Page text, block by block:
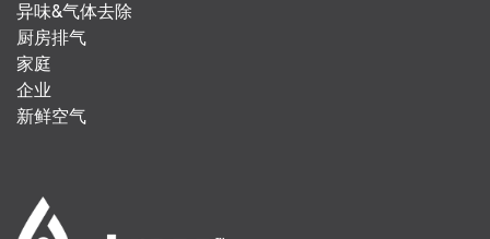
异味&气体去除
厨房排气
家庭
企业
新鲜空气